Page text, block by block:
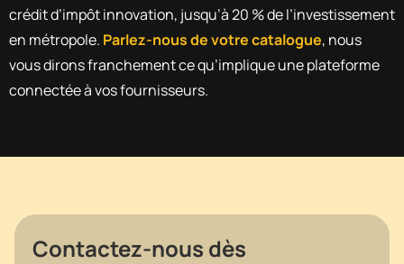
crédit d’impôt innovation, jusqu’à 20 % de l’investissement
en métropole. Parlez-nous de votre catalogue, nous
vous dirons franchement ce qu’implique une plateforme
connectée à vos fournisseurs.
Contactez-nous dès